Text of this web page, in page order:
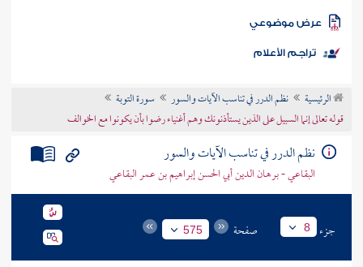
الكتب
موضوعي
تراجم الأعلام
الرئيسية نظم الدرر في تناسب الآيات والسور
سورة التوبة
قوله تعالى إنما السبيل على الذين يستأذنونك وهم أغنياء رضوا بأن يكونوا مع الخوالف
نظم الدرر في تناسب الآيات والسور
البقاعي - برهان الدين أبي الحسن إبراهيم بن عمر البقاعي
جزء 8 صفحة 575